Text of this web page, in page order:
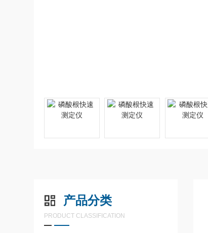
产品分类
PRODUCT CLASSIFICATION